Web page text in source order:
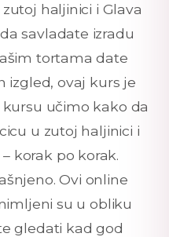
haljinici i Glava
savladate izradu
tortama date
izgled, ovaj kurs je
kursu učimo kako da
u zutoj haljinici i
korak po korak.
Ovi online
su u obliku
gledati kad god